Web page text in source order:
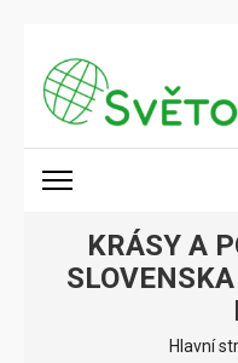
obsah
(stiskněte
Enter)
KRÁSY A
Hlavní